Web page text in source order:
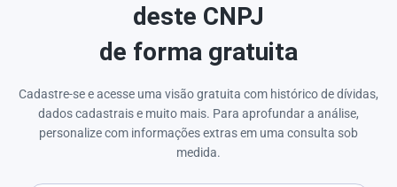
deste CNPJ
de forma gratuita
Cadastre-se e acesse uma visão gratuita com histórico de dívidas,
dados cadastrais e muito mais. Para aprofundar a análise,
personalize com informações extras em uma consulta sob
medida.